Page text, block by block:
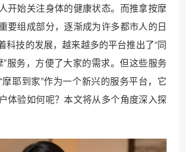
开始关注身体的健康状态。而推拿按摩
要组成部分，逐渐成为许多都市人的日
科技的发展，越来越多的平台推出了“同
”服务，方便了大家的需求。但这些服务
耶到家”作为一个新兴的服务平台，它
体验如何呢？本文将从多个角度深入探